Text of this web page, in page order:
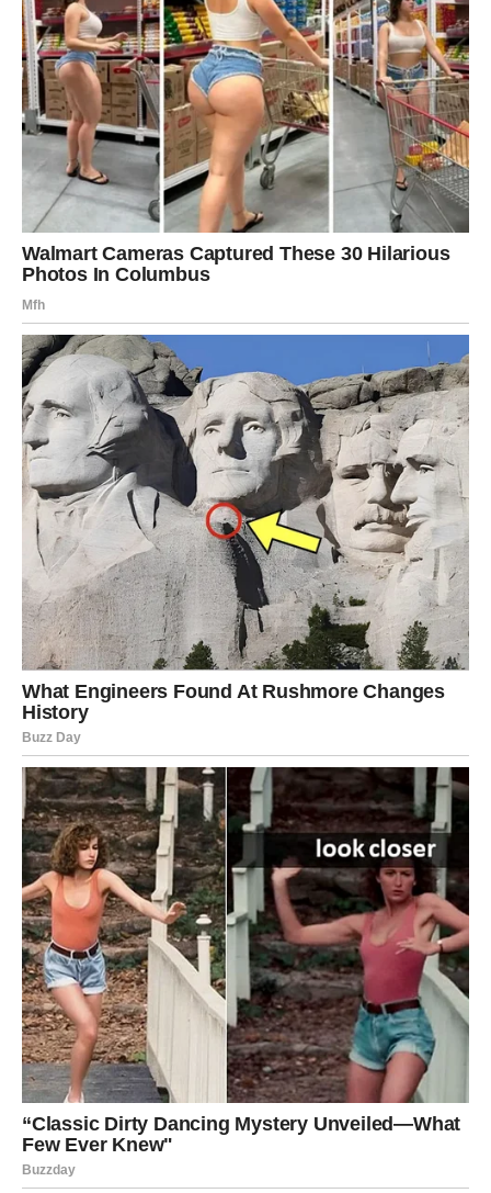
Ljubav:prestajete da analizirate do iscrpljenosti. Naredni
dani donose jasnoću – ili gradite odnos, ili shvatate da je
vreme da se okrenete sebi.
Poruka sudbine:mir je veći uspeh od perfekcije.
VAGA – ODLUKA KOJA MENJA
SVE: PRESEK IZMEĐU STAROG I
NOVOG
Vage ulaze u period kada više ne možete svima biti
dobre. Naredni dani donose situaciju u kojoj morate
izabrati sebe, čak i ako se neko naljuti. Ovo je vreme
ličnih granica.
Posao:
pregovori, dogovori i razgovori – ali vi sada učite
da ne pristajete na manje.
Ljubav:istina izlazi na videlo. Zauzete Vage mogu doneti
važnu odluku o budućnosti veze, a slobodne privlače
osobu koja želi nešto ozbiljno.
Poruka sudbine:ravnoteža počinje onda kad prestanete
da se lomite.
ŠKORPIJA – KARMA SE BUDI:
TAJNE PADAJU, A VI SE
RAĐATE PONOVO
Škorpije ulaze u snažan karmički ciklus. U narednim
danima istine izlaze na videlo. Nešto što je bilo skrivano –
sada se razotkriva. I koliko god to bilo teško, donosi
ogromno oslobađanje.
Posao i novac:moguće razjašnjenje, povrat duga, ali i
upozorenje da ne verujete svima.
Ljubav:strasti su jake, ali i potreba za istinom. Ovo su
dani sudbinskih susreta i preseka sa onim što vas je
trovalo.
Poruka sudbine:
kad se istina pojavi, vi postajete
slobodni.